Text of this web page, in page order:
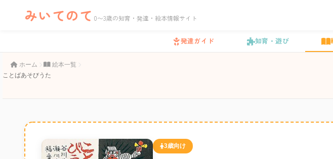
みいてのて 0〜3歳の知育・発達・絵本情報サイト
発達ガイド 知育・遊び
ホーム
絵本一覧
ことばあそびうた
3歳向け